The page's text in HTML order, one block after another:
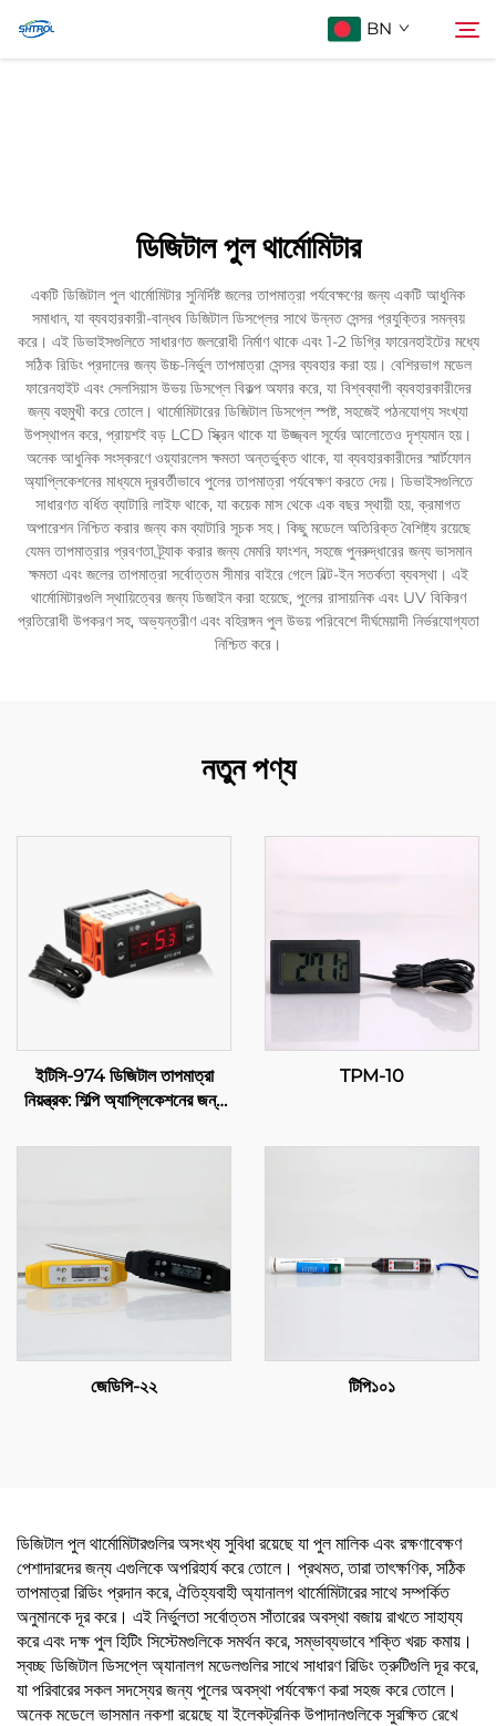
BN
ডিজিটাল পুল থার্মোমিটার
একটি ডিজিটাল পুল থার্মোমিটার সুনির্দিষ্ট জলের তাপমাত্রা পর্যবেক্ষণের জন্য একটি আধুনিক
সমাধান, যা ব্যবহারকারী-বান্ধব ডিজিটাল ডিসপ্লের সাথে উন্নত সেন্সর প্রযুক্তির সমন্বয়
করে। এই ডিভাইসগুলিতে সাধারণত জলরোধী নির্মাণ থাকে এবং 1-2 ডিগ্রি ফারেনহাইটের মধ্যে
সঠিক রিডিং প্রদানের জন্য উচ্চ-নির্ভুল তাপমাত্রা সেন্সর ব্যবহার করা হয়। বেশিরভাগ মডেল
ফারেনহাইট এবং সেলসিয়াস উভয় ডিসপ্লে বিকল্প অফার করে, যা বিশ্বব্যাপী ব্যবহারকারীদের
জন্য বহুমুখী করে তোলে। থার্মোমিটারের ডিজিটাল ডিসপ্লে স্পষ্ট, সহজেই পঠনযোগ্য সংখ্যা
উপস্থাপন করে, প্রায়শই বড় LCD স্ক্রিন থাকে যা উজ্জ্বল সূর্যের আলোতেও দৃশ্যমান হয়।
অনেক আধুনিক সংস্করণে ওয়্যারলেস ক্ষমতা অন্তর্ভুক্ত থাকে, যা ব্যবহারকারীদের স্মার্টফোন
অ্যাপ্লিকেশনের মাধ্যমে দূরবর্তীভাবে পুলের তাপমাত্রা পর্যবেক্ষণ করতে দেয়। ডিভাইসগুলিতে
সাধারণত বর্ধিত ব্যাটারি লাইফ থাকে, যা কয়েক মাস থেকে এক বছর স্থায়ী হয়, ক্রমাগত
অপারেশন নিশ্চিত করার জন্য কম ব্যাটারি সূচক সহ। কিছু মডেলে অতিরিক্ত বৈশিষ্ট্য রয়েছে
যেমন তাপমাত্রার প্রবণতা ট্র্যাক করার জন্য মেমরি ফাংশন, সহজে পুনরুদ্ধারের জন্য ভাসমান
ক্ষমতা এবং জলের তাপমাত্রা সর্বোত্তম সীমার বাইরে গেলে বিল্ট-ইন সতর্কতা ব্যবস্থা। এই
থার্মোমিটারগুলি স্থায়িত্বের জন্য ডিজাইন করা হয়েছে, পুলের রাসায়নিক এবং UV বিকিরণ
প্রতিরোধী উপকরণ সহ, অভ্যন্তরীণ এবং বহিরঙ্গন পুল উভয় পরিবেশে দীর্ঘমেয়াদী নির্ভরযোগ্যতা
নিশ্চিত করে।
নতুন পণ্য
ইটিসি-974 ডিজিটাল তাপমাত্রা
নিয়ন্ত্রক: শিল্পি অ্যাপ্লিকেশনের জন্য
TPM-10
জেডিপি-২২ টিপি১০১
ডিজিটাল পুল থার্মোমিটারগুলির অসংখ্য সুবিধা রয়েছে যা পুল মালিক এবং রক্ষণাবেক্ষণ
পেশাদারদের জন্য এগুলিকে অপরিহার্য করে তোলে। প্রথমত, তারা তাৎক্ষণিক, সঠিক
তাপমাত্রা রিডিং প্রদান করে, ঐতিহ্যবাহী অ্যানালগ থার্মোমিটারের সাথে সম্পর্কিত
অনুমানকে দূর করে। এই নির্ভুলতা সর্বোত্তম সাঁতারের অবস্থা বজায় রাখতে সাহায্য
করে এবং দক্ষ পুল হিটিং সিস্টেমগুলিকে সমর্থন করে, সম্ভাব্যভাবে শক্তি খরচ কমায়।
স্বচ্ছ ডিজিটাল ডিসপ্লে অ্যানালগ মডেলগুলির সাথে সাধারণ রিডিং ত্রুটিগুলি দূর করে,
যা পরিবারের সকল সদস্যের জন্য পুলের অবস্থা পর্যবেক্ষণ করা সহজ করে তোলে।
অনেক মডেলে ভাসমান নকশা রয়েছে যা ইলেকট্রনিক উপাদানগুলিকে সুরক্ষিত রেখে